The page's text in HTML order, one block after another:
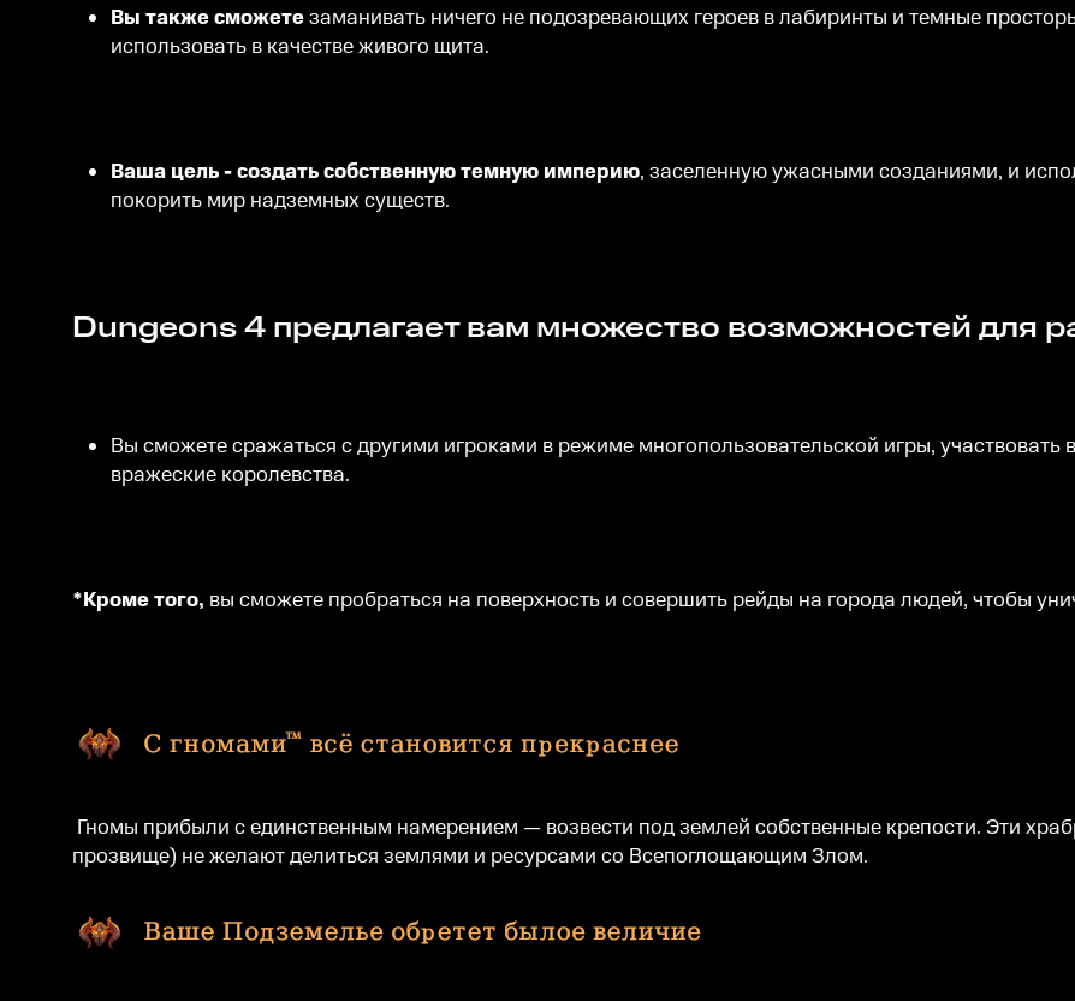
Вы также сможетезаманивать ничего не подозревающих героев в лабиринты и темные
использовать в качестве живого щита.
Ваша цель - создать собственную темную империю, заселенную ужасными созданиями, и
покорить мир надземных существ.
Dungeons 4 предлагает вам множество возможностей для
Вы сможете сражаться с другими игроками в режиме многопользовательской игры, участвовать
вражеские королевства.
*Кроме того, вы сможете пробраться на поверхность и совершить рейды на города людей, чтобы
Гномы прибыли с единственным намерением — возвести под землей собственные крепости. Эти
прозвище) не желают делиться землями и ресурсами со Всепоглощающим Злом.